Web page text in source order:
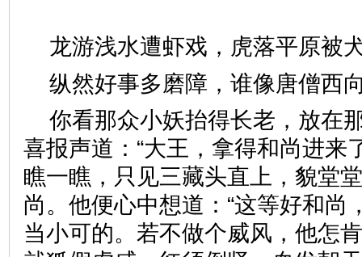
龙游浅水遭虾戏，虎落平
纵然好事多磨障，谁像唐
你看那众小妖抬得长老，放在
喜报声道：“大王，拿得和尚进来
瞧一瞧，只见三藏头直上，貌堂
尚。他便心中想道：“这等好和尚
当小可的。若不做个威风，他怎